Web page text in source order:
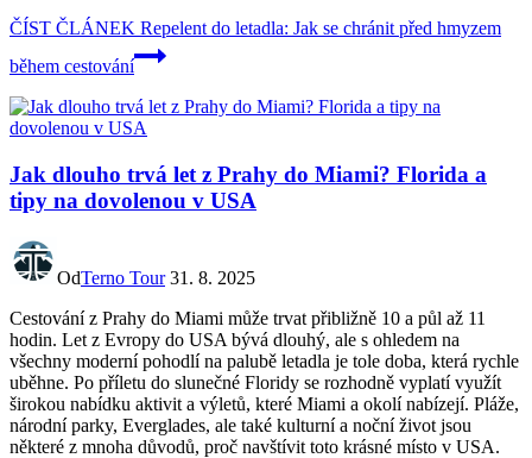
ČÍST ČLÁNEK Repelent do letadla: Jak se chránit před hmyzem
během cestování
Jak dlouho trvá let z Prahy do Miami? Florida a
tipy na dovolenou v USA
OdTerno Tour 31. 8. 2025
Cestování z Prahy do Miami může trvat přibližně 10 a půl až 11
hodin. Let z Evropy do USA bývá dlouhý, ale s ohledem na
všechny moderní pohodlí na palubě letadla je tole doba, která rychle
uběhne. Po příletu do slunečné Floridy se rozhodně vyplatí využít
širokou nabídku aktivit a výletů, které Miami a okolí nabízejí. Pláže,
národní parky, Everglades, ale také kulturní a noční život jsou
některé z mnoha důvodů, proč navštívit toto krásné místo v USA.